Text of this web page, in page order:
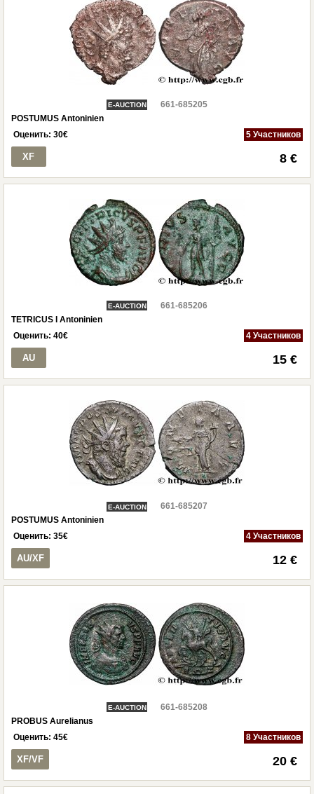
E-AUCTION
661-685205
POSTUMUS Antoninien
Оценить: 30€ 5 Участников
XF 8 €
E-AUCTION
661-685206
TETRICUS I Antoninien
Оценить: 40€ 4 Участников
AU 15 €
E-AUCTION
661-685207
POSTUMUS Antoninien
Оценить: 35€ 4 Участников
AU/XF 12 €
E-AUCTION
661-685208
PROBUS Aurelianus
Оценить: 45€ 8 Участников
XF/VF 20 €